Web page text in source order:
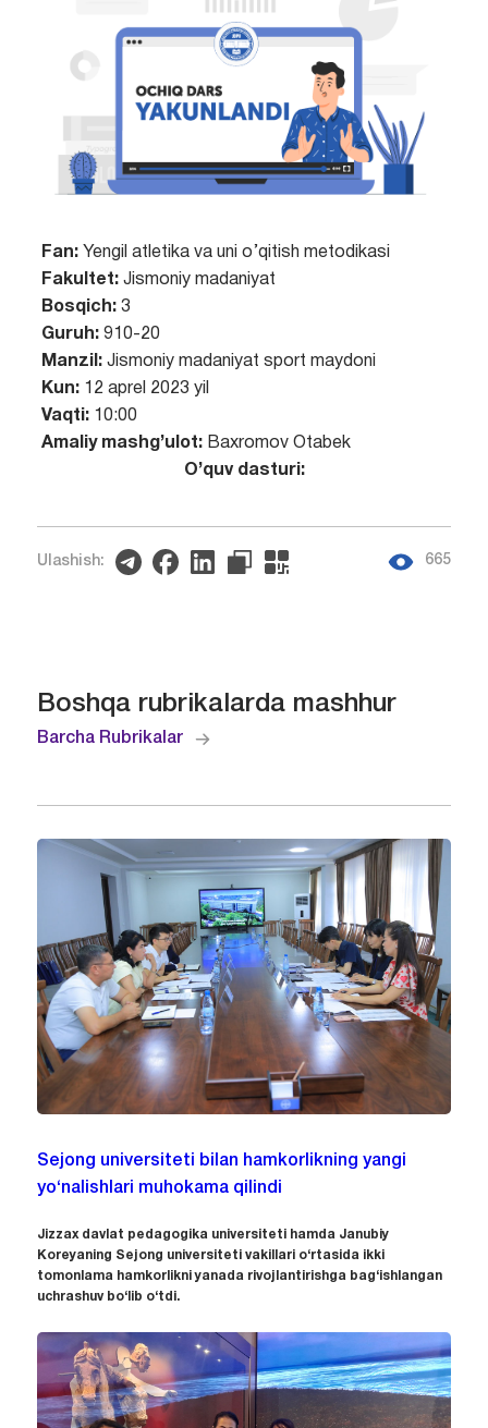
Fan: Yengil atletika va uni o’qitish metodikasi
Fakultet:Jismoniy madaniyat
Bosqich:3
Guruh:910-20
Manzil:Jismoniy madaniyat sport maydoni
Kun: 12 aprel 2023 yil
Vaqti:10:00
Amaliy mashg’ulot:Baxromov Otabek
O’quv dasturi:
Ulashish: 665
Boshqa rubrikalarda mashhur
Barcha Rubrikalar
Sejong universiteti bilan hamkorlikning yangi
yo‘nalishlari muhokama qilindi
Jizzax davlat pedagogika universiteti hamda Janubiy
Koreyaning Sejong universiteti vakillari o‘rtasida ikki
tomonlama hamkorlikni yanada rivojlantirishga bag‘ishlangan
uchrashuv bo‘lib o‘tdi.